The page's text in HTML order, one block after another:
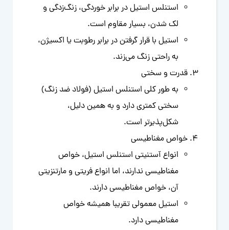
استنلس استیل در برابر خوردگی، زنگ‌زدگی و
لک شدن، بسیار مقاوم است.
استیل با قرار گرفتن در برابر رطوبت یا اکسیژن،
به راحتی زنگ می‌زند.
قدرت و سختی
به طور کلی استنلس استیل (فولاد ضد زنگ)
سختی کمتری دارد و به همین دلیل،
شکل‌پذیرتر است.
خواص مغناطیسی
انواع آستنیتی استنلس استیل، خواص
مغناطیسی ندارند، اما انواع فریتی و مارتنزیتی
آن، خواص مغناطیسی دارند.
استیل معمولی تقریبا همیشه خواص
مغناطیسی دارد.